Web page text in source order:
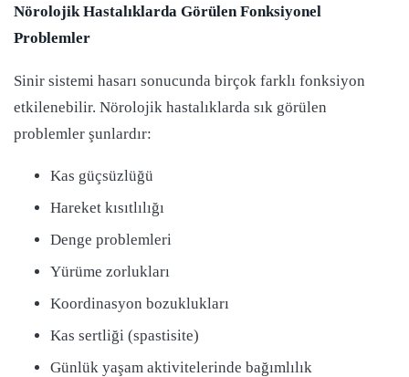
Nörolojik Hastalıklarda Görülen Fonksiyonel
Problemler
Sinir sistemi hasarı sonucunda birçok farklı fonksiyon
etkilenebilir. Nörolojik hastalıklarda sık görülen
problemler şunlardır:
Kas güçsüzlüğü
Hareket kısıtlılığı
Denge problemleri
Yürüme zorlukları
Koordinasyon bozuklukları
Kas sertliği (spastisite)
Günlük yaşam aktivitelerinde bağımlılık